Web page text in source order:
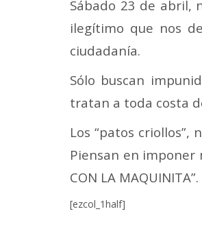
Sábado 23 de abril,
ilegítimo que nos
ciudadanía.
Sólo buscan
tratan a toda costa
Los “patos
Piensan en imponer
CON LA MAQUINITA”.
[ezcol_1half]